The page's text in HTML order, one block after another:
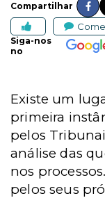
Compartilhar
Siga-nos
no
Existe um
primeira
pelos
análise das
nos
pelos seus